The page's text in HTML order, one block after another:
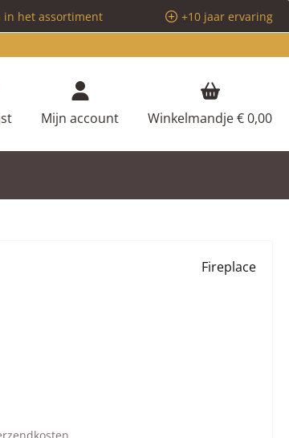
in het assortiment
+10 jaar ervaring
Je hebt 0 items op je verlanglijstje
Mijn account Winkelmandje€ 0,00
Fireplace